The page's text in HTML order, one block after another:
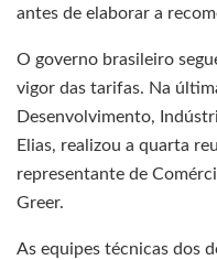
antes de elaborar a
O governo brasileiro
vigor das tarifas. Na
Desenvolvimento,
Elias, realizou a quarta
representante de
Greer.
As equipes técnicas dos